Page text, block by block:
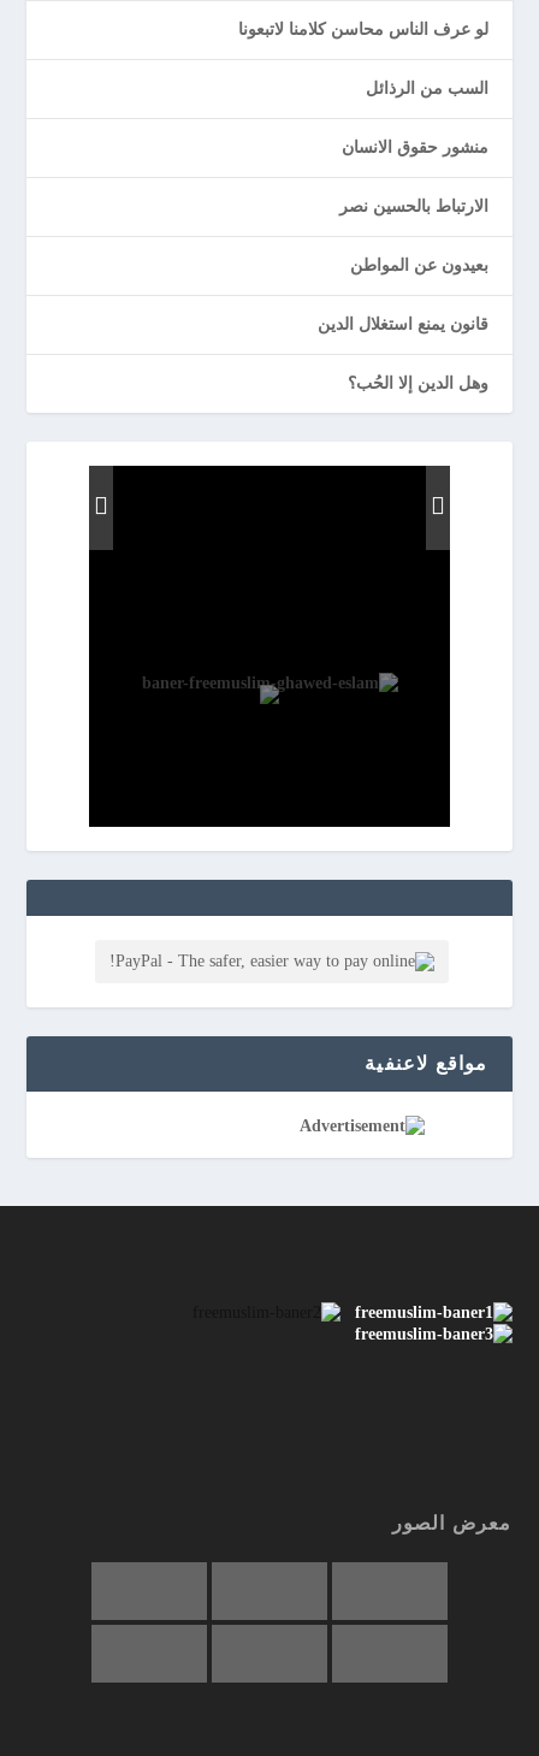
لو عرف الناس محاسن كلامنا لاتبعونا
السب من الرذائل
منشور حقوق الانسان
الارتباط بالحسين نصر
بعيدون عن المواطن
قانون يمنع استغلال الدين
وهل الدين إلا الحُب؟
مواقع لاعنفیة
معرض الصور